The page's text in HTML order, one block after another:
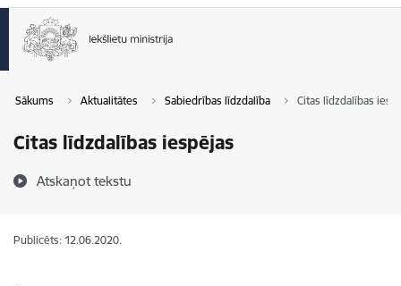
Sākums Aktualitātes Sabiedrības līdzdalība Citas līdzdalības
Citas līdzdalības iespējas
Atskaņot tekstu
Publicēts: 12.06.2020.